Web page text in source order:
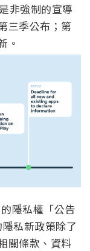
非強制的宣導
三季公布；第
。
隱私權「公告
私新政策除了
關條款、資料